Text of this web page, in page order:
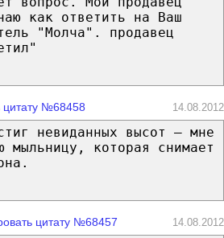
как ответить на Ваш
"Молча". продавец
цитату №68458 14.08.2012
невиданных высот — мне
мыльницу, которая снимает
цитату №68457 14.08.2012